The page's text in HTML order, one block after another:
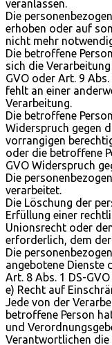
veranlassen.
Die
erhoben oder auf
nicht mehr
Die betroffene
sich die
GVO oder Art. 9
fehlt an einer
Verarbeitung.
Die betroffene
Widerspruch gegen
vorrangigen
oder die betroffene
GVO Widerspruch
Die
verarbeitet.
Die Löschung der
Erfüllung einer
Unionsrecht oder
erforderlich, dem
Die
angebotene Dienste
Art. 8 Abs. 1 DS-
e) Recht auf
Jede von der
betroffene Person
und
Verantwortlichen die